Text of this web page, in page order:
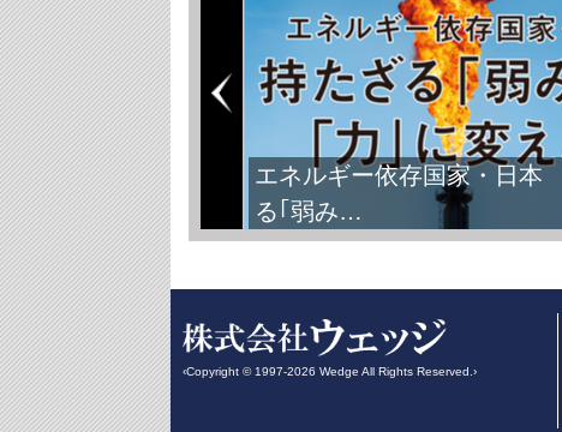
エネルギー依存国家・日
る｢弱み…
‹Copyright © 1997-2026 Wedge All Rights Reserved.›